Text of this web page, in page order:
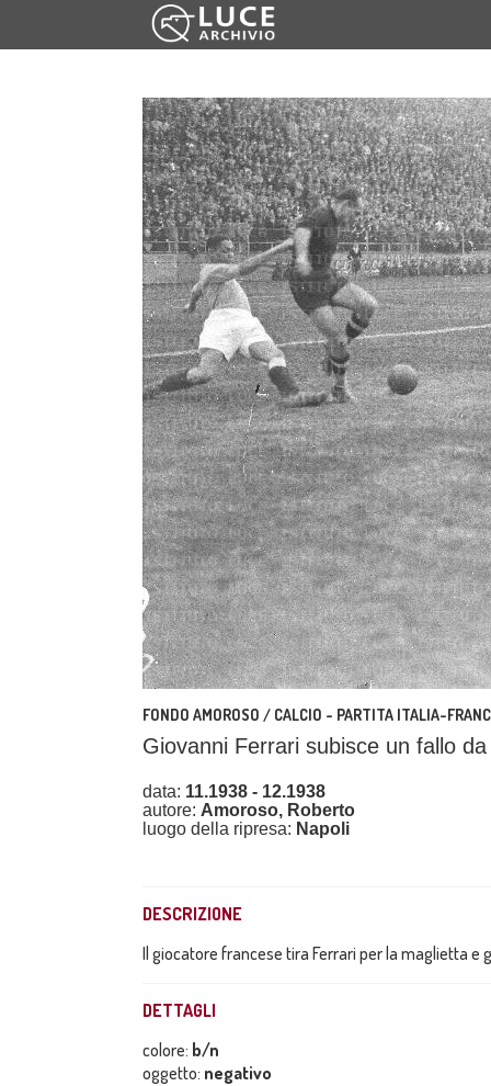
FONDO AMOROSO / CALCIO - PARTITA ITALIA-
Giovanni Ferrari subisce un fallo
data: 11.1938 - 12.1938
autore: Amoroso, Roberto
luogo della ripresa: Napoli
DESCRIZIONE
Il giocatore francese tira Ferrari per la maglietta e
DETTAGLI
colore: b/n
oggetto: negativo